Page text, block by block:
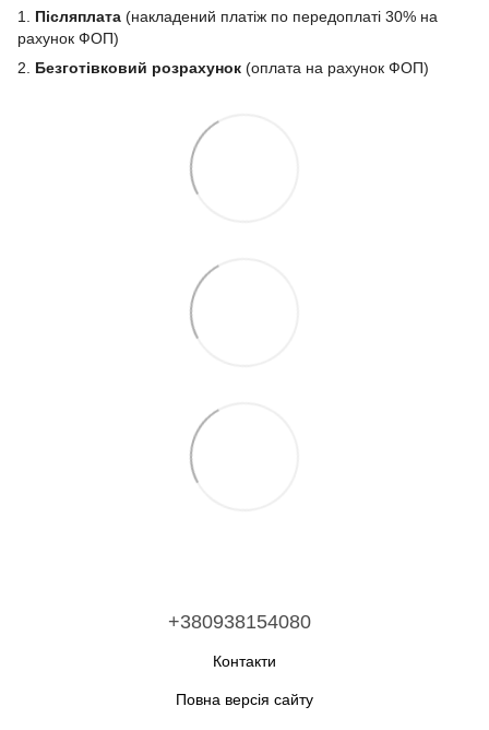
1. Післяплата (накладений платіж по передоплаті 30% на
рахунок ФОП)
2. Безготівковий розрахунок (оплата на рахунок ФОП)
+380938154080
Контакти
Повна версія сайту